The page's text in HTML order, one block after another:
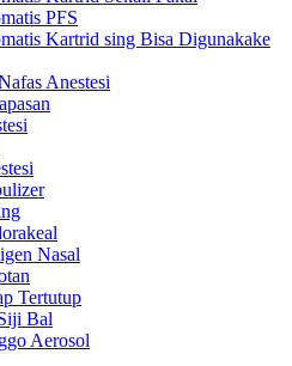
PFS
Kartrid sing Bisa Digunakake
Anestesi
Nasal
Tertutup
Bal
Aerosol